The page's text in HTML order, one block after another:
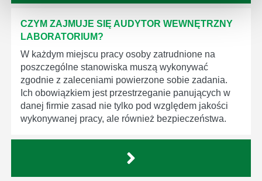
CZYM ZAJMUJE SIĘ AUDYTOR WEWNĘTRZNY
LABORATORIUM?
W każdym miejscu pracy osoby zatrudnione na
poszczególne stanowiska muszą wykonywać
zgodnie z zaleceniami powierzone sobie zadania.
Ich obowiązkiem jest przestrzeganie panujących w
danej firmie zasad nie tylko pod względem jakości
wykonywanej pracy, ale również bezpieczeństwa.